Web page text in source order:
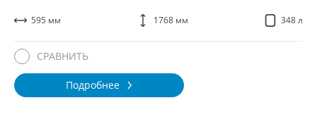
595 мм 1768 мм 348 л
Подробнее
СРАВНИТЬ